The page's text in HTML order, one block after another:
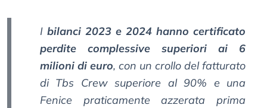
I bilanci 2023 e 2024 hanno certificato
perdite complessive superiori ai 6
milioni di euro, con un crollo del fatturato
di Tbs Crew superiore al 90% e una
Fenice praticamente azzerata prima